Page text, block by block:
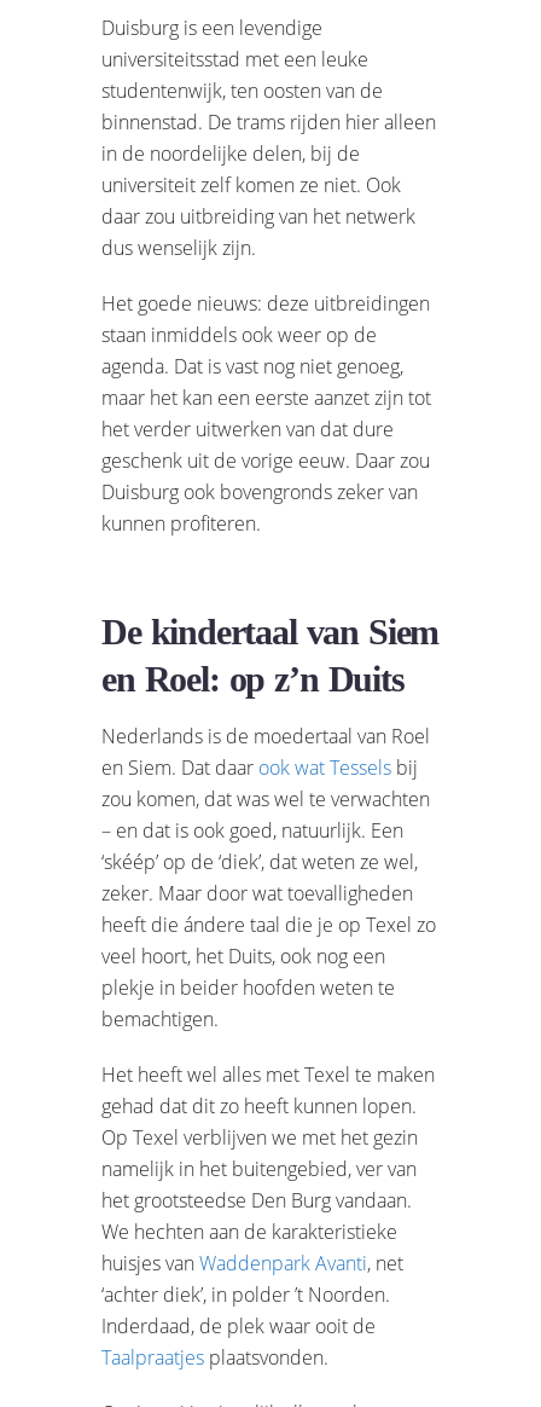
Duisburg is een levendige
universiteitsstad met een leuke
studentenwijk, ten oosten van de
binnenstad. De trams rijden hier alleen
in de noordelijke delen, bij de
universiteit zelf komen ze niet. Ook
daar zou uitbreiding van het netwerk
dus wenselijk zijn.
Het goede nieuws: deze uitbreidingen
staan inmiddels ook weer op de
agenda. Dat is vast nog niet genoeg,
maar het kan een eerste aanzet zijn tot
het verder uitwerken van dat dure
geschenk uit de vorige eeuw. Daar zou
Duisburg ook bovengronds zeker van
kunnen profiteren.
De kindertaal van Siem
en Roel: op z’n Duits
Nederlands is de moedertaal van Roel
en Siem. Dat daar ook wat Tessels bij
zou komen, dat was wel te verwachten
– en dat is ook goed, natuurlijk. Een
‘skéép’ op de ‘diek’, dat weten ze wel,
zeker. Maar door wat toevalligheden
heeft die ándere taal die je op Texel zo
veel hoort, het Duits, ook nog een
plekje in beider hoofden weten te
bemachtigen.
Het heeft wel alles met Texel te maken
gehad dat dit zo heeft kunnen lopen.
Op Texel verblijven we met het gezin
namelijk in het buitengebied, ver van
het grootsteedse Den Burg vandaan.
We hechten aan de karakteristieke
huisjes vanWaddenpark Avanti, net
‘achter diek’, in polder ’t Noorden.
Inderdaad, de plek waar ooit de
Taalpraatjes plaatsvonden.